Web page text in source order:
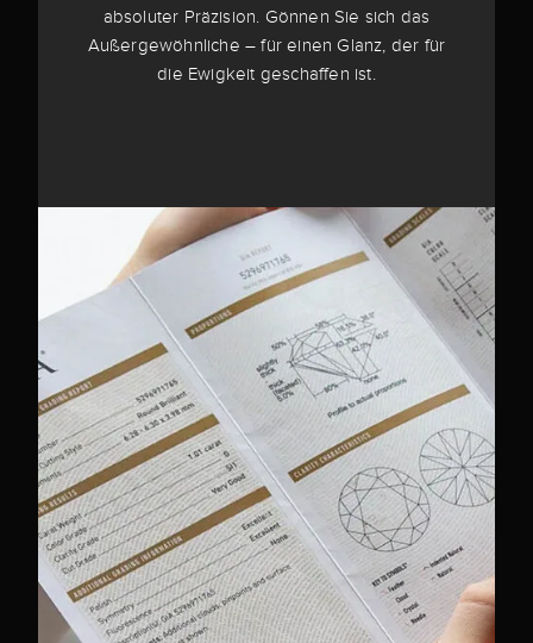
absoluter Präzision. Gönnen Sie sich das
Außergewöhnliche – für einen Glanz, der für
die Ewigkeit geschaffen ist.